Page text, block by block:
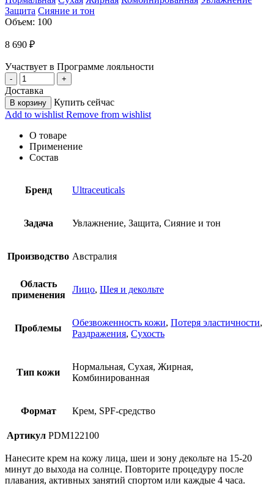
Защита Сияние и тон
Объем: 100
8 690 ₽
Участвует в Программе лояльности
Доставка
В корзину
Купить сейчас
Add to wishlist Remove from wishlist
О товаре
Применение
Состав
Бренд Ultraceuticals
Задача Увлажнение, Защита, Сияние и тон
Производство Австралия
Область
применения
Лицо, Шея и декольте
Проблемы
Обезвоженность кожи, Потеря эластичности,
Раздражения, Сухость
Тип кожи
Нормальная, Сухая, Жирная,
Комбинированная
Формат Крем, SPF-средство
Артикул PDM122100
Нанесите крем на кожу лица, шеи и зону декольте на 15-20
минут до выхода на солнце. Повторите процедуру после
плавания, активных занятий спортом или каждые 4 часа.